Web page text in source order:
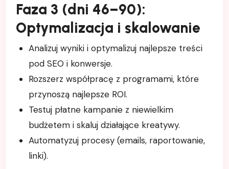
Faza 3 (dni 46–90):
Optymalizacja i skalowanie
Analizuj wyniki i optymalizuj najlepsze treści
pod SEO i konwersje.
Rozszerz współpracę z programami, które
przynoszą najlepsze ROI.
Testuj płatne kampanie z niewielkim
budżetem i skaluj działające kreatywy.
Automatyzuj procesy (emails, raportowanie,
linki).